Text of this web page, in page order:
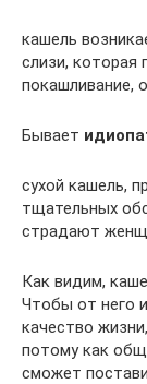
кашель
слизи, которая
покашливание,
Бывает
сухой кашель,
тщательных
страдают
Как видим,
Чтобы от него
качество
потому как
сможет